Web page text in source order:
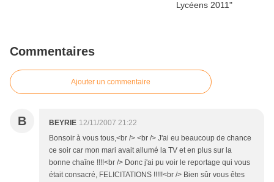
Commentaires
Ajouter un commentaire
B BEYRIE 12/11/2007 21:22
Bonsoir à vous tous,<br /> <br /> J'ai eu beaucoup de chance
ce soir car mon mari avait allumé la TV et en plus sur la
bonne chaîne !!!!<br /> Donc j'ai pu voir le reportage qui vous
était consacré, FELICITATIONS !!!!!<br /> Bien sûr vous êtes